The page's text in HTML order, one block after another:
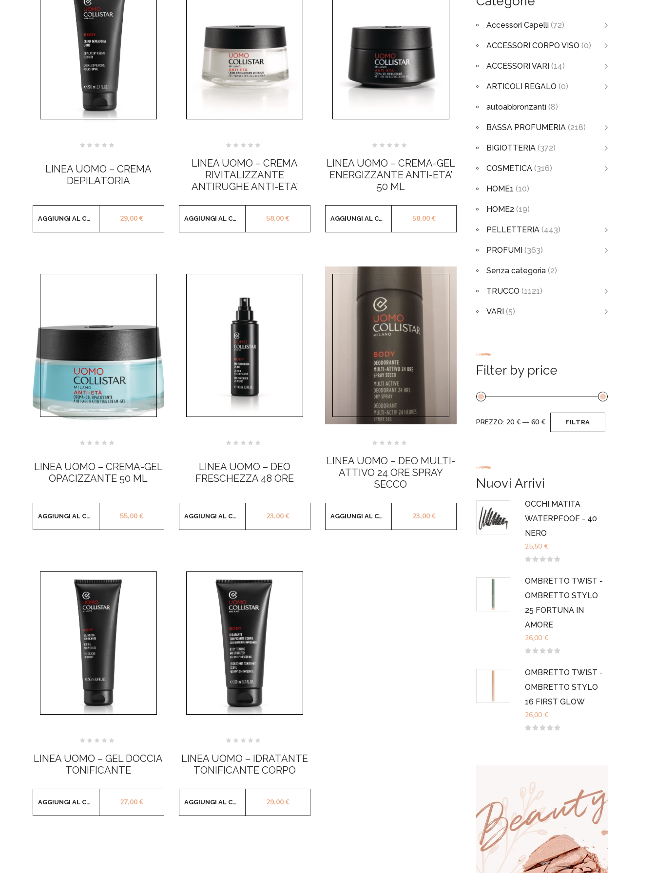
5
LINEA UOMO – CREMA
DEPILATORIA
29,00€
AGGIUNGI AL CARRELLO
su
5
LINEA UOMO – CREMA
RIVITALIZZANTE
ANTIRUGHE ANTI-ETA’
58,00€
AGGIUNGI AL CARRELLO
su
5
LINEA UOMO – CREMA-GEL
ENERGIZZANTE ANTI-ETA’
50 ML
58,00€
AGGIUNGI AL CARRELLO
5
LINEA UOMO – CREMA-GEL
OPACIZZANTE 50 ML
55,00€
AGGIUNGI AL CARRELLO
5
LINEA UOMO – DEO
FRESCHEZZA 48 ORE
23,00€
AGGIUNGI AL CARRELLO
su
5
LINEA UOMO – DEO MULTI-
ATTIVO 24 ORE SPRAY
SECCO
23,00€
AGGIUNGI AL CARRELLO
su
5
LINEA UOMO – GEL DOCCIA
TONIFICANTE
27,00€
AGGIUNGI AL CARRELLO
su
5
LINEA UOMO – IDRATANTE
TONIFICANTE CORPO
29,00€
AGGIUNGI AL CARRELLO
Accessori Capelli (72)
ACCESSORI CORPO VISO (0)
ACCESSORI VARI (14)
ARTICOLI REGALO (0)
autoabbronzanti (8)
BASSA PROFUMERIA (218)
BIGIOTTERIA (372)
COSMETICA (316)
HOME1 (10)
HOME2 (19)
PELLETTERIA (443)
PROFUMI (363)
Senza categoria (2)
TRUCCO (1121)
VARI (5)
Filter by price
Prezzo
Prezzo
FILTRA
PREZZO: 20 € — 60 €
Nuovi Arrivi
OCCHI MATITA
WATERPFOOF - 40
NERO
su
25,50 €
OMBRETTO TWIST -
OMBRETTO STYLO
25 FORTUNA IN
AMORE
su
26,00 €
OMBRETTO TWIST -
OMBRETTO STYLO
16 FIRST GLOW
26,00 €